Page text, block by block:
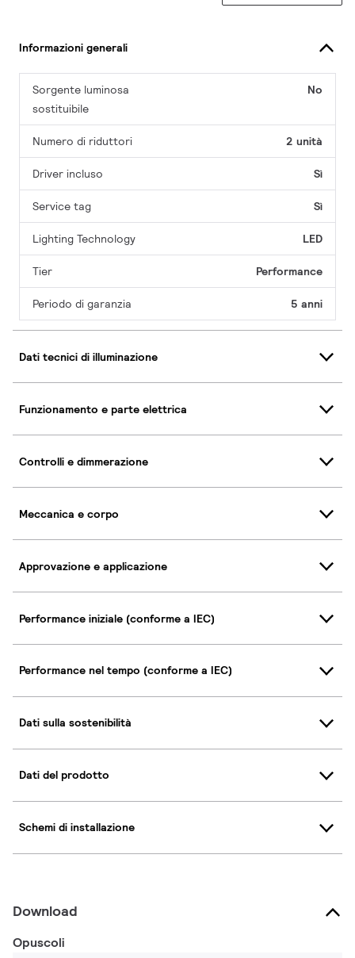
Informazioni generali
Sorgente luminosa
sostituibile
No
Numero di riduttori 2 unità
Driver incluso Sì
Service tag Sì
Lighting Technology LED
Tier Performance
Periodo di garanzia 5 anni
Dati tecnici di illuminazione
Funzionamento e parte elettrica
Controlli e dimmerazione
Meccanica e corpo
Approvazione e applicazione
Performance iniziale (conforme a IEC)
Performance nel tempo (conforme a IEC)
Dati sulla sostenibilità
Dati del prodotto
Schemi di installazione
Download
Opuscoli